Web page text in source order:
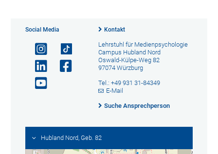
Social Media Kontakt
Lehrstuhl für Medienpsychologie
Campus Hubland Nord
Oswald-Külpe-Weg 82
97074 Würzburg
Tel.: +49 931 31-84349
E-Mail
Suche Ansprechperson
Hubland Nord, Geb. 82